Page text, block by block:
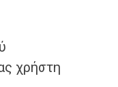
χρήστη